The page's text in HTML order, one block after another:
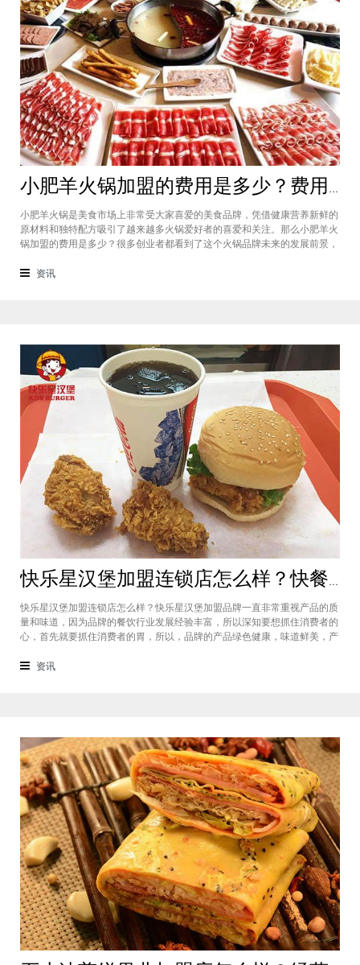
小肥羊火锅加盟的费用是多少？费用标准如下看你是否符合加盟资格
小肥羊火锅是美食市场上非常受大家喜爱的美食品牌，凭借健康营养新鲜的
原材料和独特配方吸引了越来越多火锅爱好者的喜爱和关注。那么小肥羊火
锅加盟的费用是多少？很多创业者都看到了这个火锅品牌未来的发展前景，
小编带大家一起了解小肥羊火锅加盟的费用情况让创业者拥有更多信息。创
资讯
快乐星汉堡加盟连锁店怎么样？快餐店中产品口味如何？
快乐星汉堡加盟连锁店怎么样？快乐星汉堡加盟品牌一直非常重视产品的质
量和味道，因为品牌的餐饮行业发展经验丰富，所以深知要想抓住消费者的
心，首先就要抓住消费者的胃，所以，品牌的产品绿色健康，味道鲜美，产
错，下面就为大家仔细分析一下这个汉堡品牌加盟费多少钱？快乐星汉堡加
资讯